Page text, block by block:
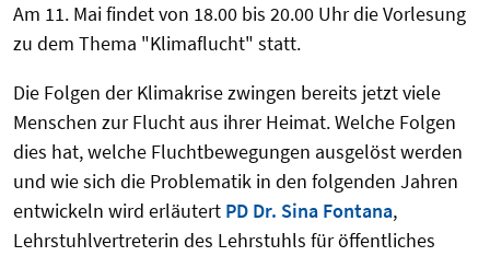
Am 11. Mai findet von 18.00 bis 20.00 Uhr die Vorlesung
zu dem Thema "Klimaflucht" statt.
Die Folgen der Klimakrise zwingen bereits jetzt viele
Menschen zur Flucht aus ihrer Heimat. Welche Folgen
dies hat, welche Fluchtbewegungen ausgelöst werden
und wie sich die Problematik in den folgenden Jahren
entwickeln wird erläutert PD Dr. Sina Fontana,
Lehrstuhlvertreterin des Lehrstuhls für öffentliches